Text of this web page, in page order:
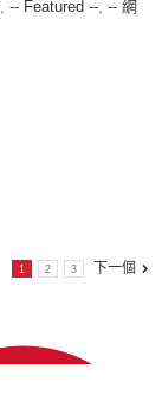
, -- Featured --, -- 網
1 2 3 下一個